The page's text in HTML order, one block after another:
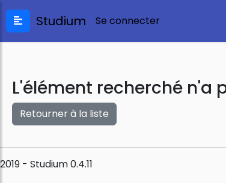
Studium Se connecter
L'élément recherché n'a
Retourner à la liste
2019 - Studium 0.4.11